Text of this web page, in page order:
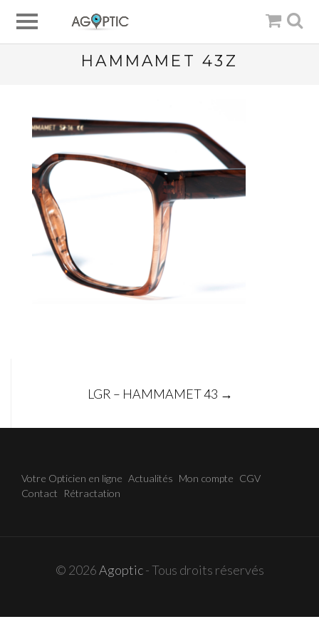
HAMMAMET 43Z
LGR – HAMMAMET 43 →
Votre Opticien en ligne Actualités Mon compte CGV
Contact
Rétractation
© 2026Agoptic- Tous droits réservés